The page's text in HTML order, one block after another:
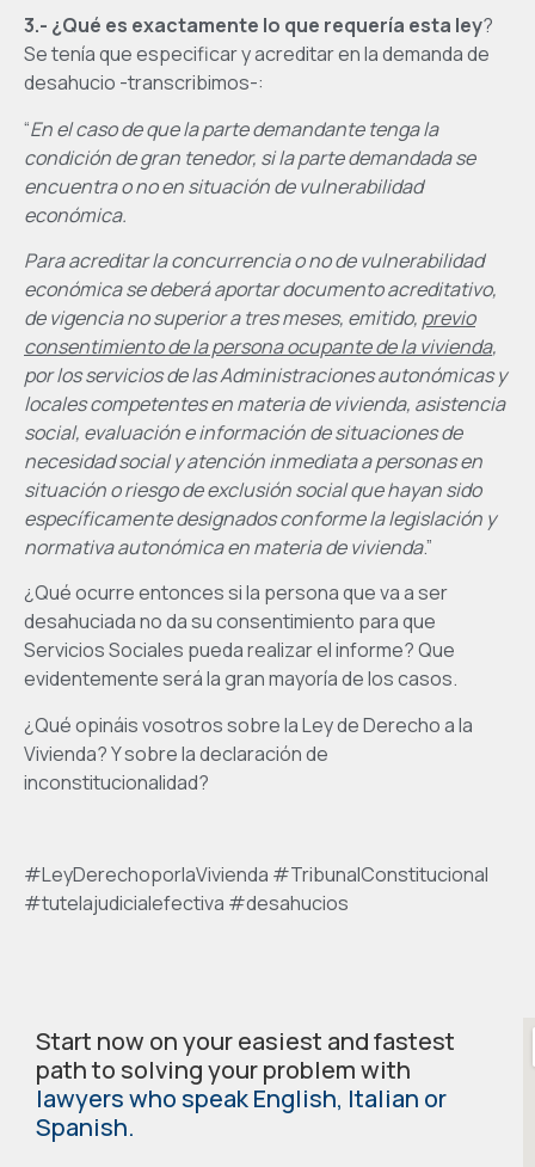
3.- ¿Qué es exactamente lo que requería esta ley?
Se tenía que especificar y acreditar en la demanda de
desahucio -transcribimos-:
“En el caso de que la parte demandante tenga la
condición de gran tenedor, si la parte demandada se
encuentra o no en situación de vulnerabilidad
económica.
Para acreditar la concurrencia o no de vulnerabilidad
económica se deberá aportar documento acreditativo,
de vigencia no superior a tres meses, emitido, previo
consentimiento de la persona ocupante de la vivienda,
por los servicios de las Administraciones autonómicas y
locales competentes en materia de vivienda, asistencia
social, evaluación e información de situaciones de
necesidad social y atención inmediata a personas en
situación o riesgo de exclusión social que hayan sido
específicamente designados conforme la legislación y
normativa autonómica en materia de vivienda.”
¿Qué ocurre entonces si la persona que va a ser
desahuciada no da su consentimiento para que
Servicios Sociales pueda realizar el informe? Que
evidentemente será la gran mayoría de los casos.
¿Qué opináis vosotros sobre la Ley de Derecho a la
Vivienda? Y sobre la declaración de
inconstitucionalidad?
#LeyDerechoporlaVivienda #TribunalConstitucional
#tutelajudicialefectiva #desahucios
Start now on your easiest and fastest
path to solving your problem with
lawyers who speak English, Italian or
Spanish.